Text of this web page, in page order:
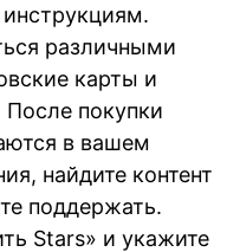
инструкциям.
различными
карты и
покупки
в вашем
найдите контент
поддержать.
Stars» и укажите